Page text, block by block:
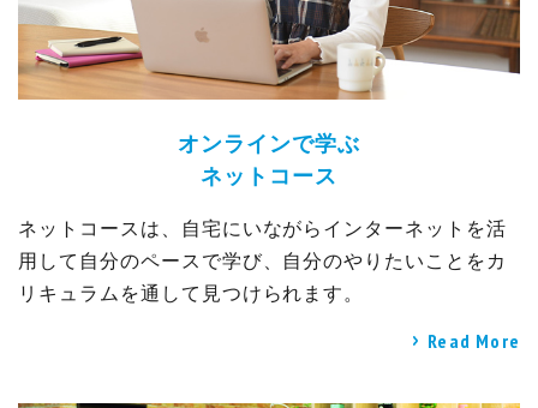
オンラインで学ぶ
ネットコース
ネットコースは、自宅にいながらインターネットを活
用して自分のペースで学び、自分のやりたいことをカ
リキュラムを通して見つけられます。
Read More